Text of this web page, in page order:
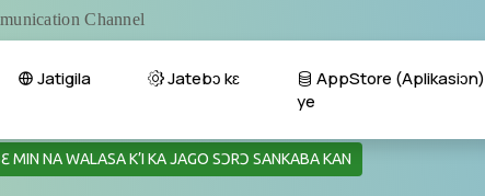
Channel
Jatigila Jatebɔ kɛ
AppStore (Aplikasiɔn)
ye
MIN NA WALASA K’I KA JAGO SƆRƆ SANKABA KAN